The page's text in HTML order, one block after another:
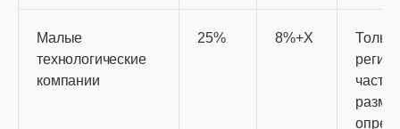
Малые
технологические
компании
25% 8%+Х
Только
часть